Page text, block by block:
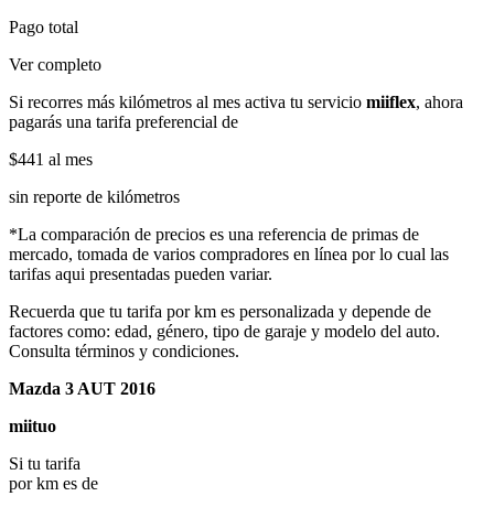
Pago total
Ver completo
Si recorres más kilómetros al mes activa tu servicio miiflex, ahora
pagarás una tarifa preferencial de
$441 al mes
sin reporte de kilómetros
*La comparación de precios es una referencia de primas de
mercado, tomada de varios compradores en línea por lo cual las
tarifas aqui presentadas pueden variar.
Recuerda que tu tarifa por km es personalizada y depende de
factores como: edad, género, tipo de garaje y modelo del auto.
Consulta términos y condiciones.
Mazda 3 AUT 2016
miituo
Si tu tarifa
por km es de